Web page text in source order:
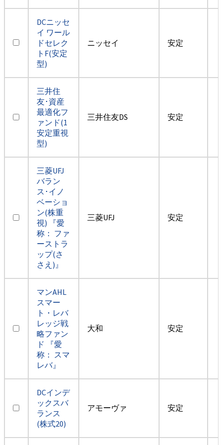
DCニッセ
イ ワール
ドセレク
トF(安定
型)
ニッセイ 安定
三井住
友･資産
最適化フ
ァンド(1
安定重視
型)
三井住友DS 安定
三菱UFJ
バラン
ス･イノ
ベーショ
ン(株重
視) 『愛
称： ファ
ーストラ
ップ(さ
さえ)』
三菱UFJ 安定
マンAHL
スマー
ト・レバ
レッジ戦
略ファン
ド 『愛
称： スマ
レバ』
大和 安定
DCインデ
ックスバ
ランス
(株式20)
アモーヴァ 安定